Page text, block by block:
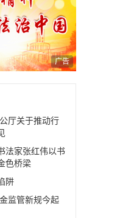
广告
厅关于推动行
家张红伟以书
色桥梁
阱
监管新规今起